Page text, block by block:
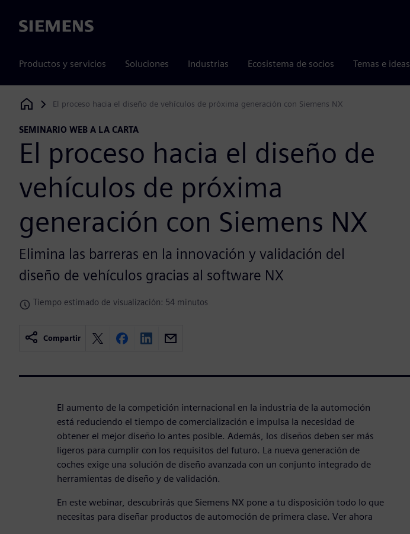
Siemens
Productos y servicios Soluciones Industrias Ecosistema de socios Temas e ideas
Siemens Digital Industries Software
El proceso hacia el diseño de vehículos de próxima generación con Siemens NX
SEMINARIO WEB A LA CARTA
El proceso hacia el diseño de
vehículos de próxima
generación con Siemens NX
Elimina las barreras en la innovación y validación del
diseño de vehículos gracias al software NX
Tiempo estimado de visualización: 54 minutos
Compartir
El aumento de la competición internacional en la industria de la automoción
está reduciendo el tiempo de comercialización e impulsa la necesidad de
obtener el mejor diseño lo antes posible. Además, los diseños deben ser más
ligeros para cumplir con los requisitos del futuro. La nueva generación de
coches exige una solución de diseño avanzada con un conjunto integrado de
herramientas de diseño y de validación.
En este webinar, descubrirás que Siemens NX pone a tu disposición todo lo que
necesitas para diseñar productos de automoción de primera clase. Ver ahora